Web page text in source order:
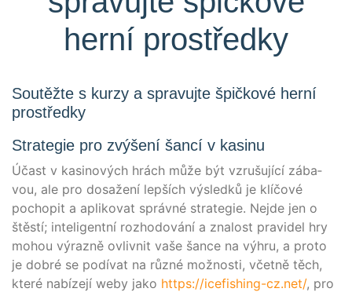
herní prostředky
Soutěžte s kurzy a spravujte špičkové herní
prostředky
Strategie pro zvýšení šancí v kasinu
Účast v kasi­no­vých hrách může být vzrušu­jí­cí zába­
vou, ale pro dosažení lepších výs­led­ků je klí­čo­vé
pocho­pit a apli­ko­vat správ­né stra­te­gie. Nej­de jen o
štěs­tí; inte­li­gent­ní roz­ho­do­vá­ní a zna­lost pra­vi­del hry
mohou výraz­ně ovliv­nit vaše šan­ce na výh­ru, a pro­to
je dob­ré se podí­vat na růz­né mož­nos­ti, včet­ně těch,
kte­ré nabí­ze­jí weby jako https://icefishing-cz.net/, pro